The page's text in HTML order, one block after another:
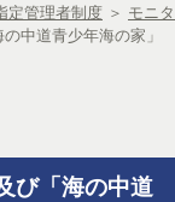
定管理者制度 ＞ モニタ
中道青少年海の家」
び「海の中道